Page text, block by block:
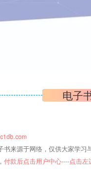
电子
来源于网络，仅供大家学习
付款后点击用户中心----点击